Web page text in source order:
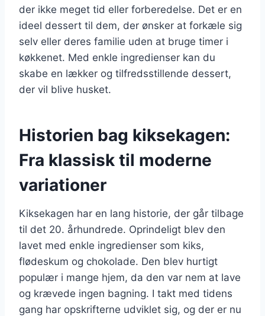
der ikke meget tid eller forberedelse. Det er en
ideel dessert til dem, der ønsker at forkæle sig
selv eller deres familie uden at bruge timer i
køkkenet. Med enkle ingredienser kan du
skabe en lækker og tilfredsstillende dessert,
der vil blive husket.
Historien bag kiksekagen:
Fra klassisk til moderne
variationer
Kiksekagen har en lang historie, der går tilbage
til det 20. århundrede. Oprindeligt blev den
lavet med enkle ingredienser som kiks,
flødeskum og chokolade. Den blev hurtigt
populær i mange hjem, da den var nem at lave
og krævede ingen bagning. I takt med tidens
gang har opskrifterne udviklet sig, og der er nu